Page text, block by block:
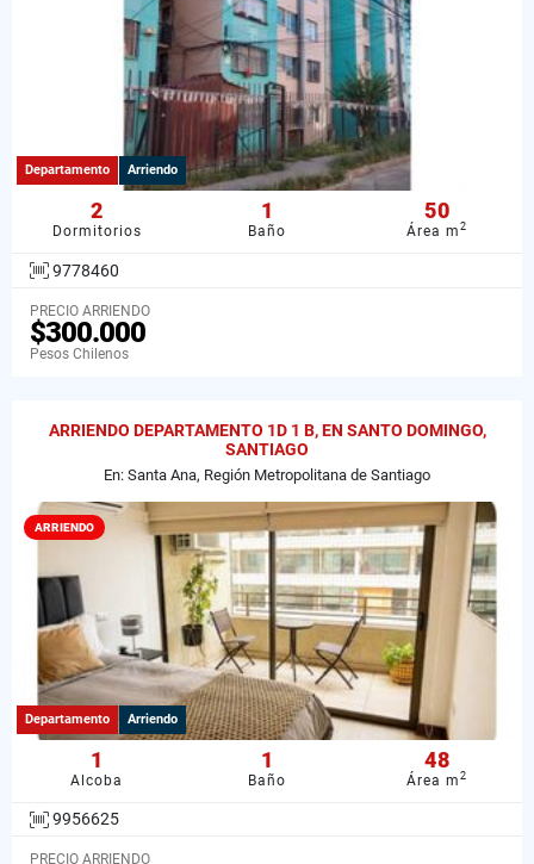
Departamento Arriendo
2
Dormitorios
1
Baño
50
Área m2
9778460
PRECIO ARRIENDO
$300.000
Pesos Chilenos
ARRIENDO DEPARTAMENTO 1D 1 B, EN SANTO DOMINGO,
SANTIAGO
En: Santa Ana, Región Metropolitana de Santiago
ARRIENDO
Departamento Arriendo
1
Alcoba
1
Baño
48
Área m2
9956625
PRECIO ARRIENDO